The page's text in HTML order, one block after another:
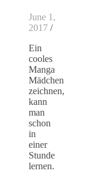
June 1,
2017 /
Ein
cooles
Manga
Mädchen
zeichnen,
kann
man
schon
in
einer
Stunde
lernen.